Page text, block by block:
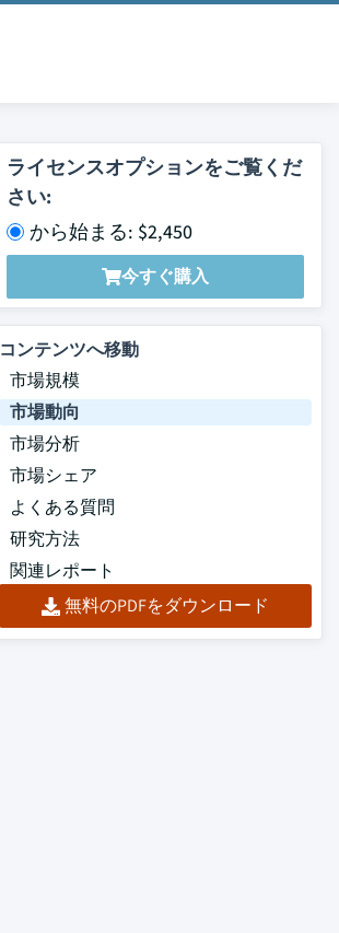
ライセンスオプションをご覧くだ
さい:
から始まる: $2,450
今すぐ購入
コンテンツへ移動
市場規模
市場動向
市場分析
市場シェア
よくある質問
研究方法
関連レポート
無料のPDFをダウンロード